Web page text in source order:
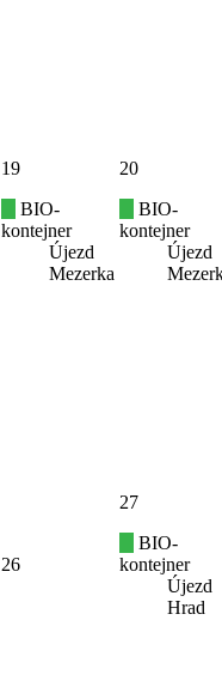
19
BIO-
kontejner
Újezd
Mezerka
20
BIO-
kontejner
Újezd
26
27
BIO-
kontejner
Újezd
Hrad